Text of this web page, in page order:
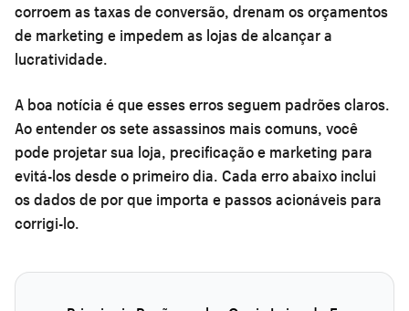
corroem as taxas de conversão, drenam os orçamentos
de marketing e impedem as lojas de alcançar a
lucratividade.
A boa notícia é que esses erros seguem padrões claros.
Ao entender os sete assassinos mais comuns, você
pode projetar sua loja, precificação e marketing para
evitá-los desde o primeiro dia. Cada erro abaixo inclui
os dados de por que importa e passos acionáveis para
corrigi-lo.